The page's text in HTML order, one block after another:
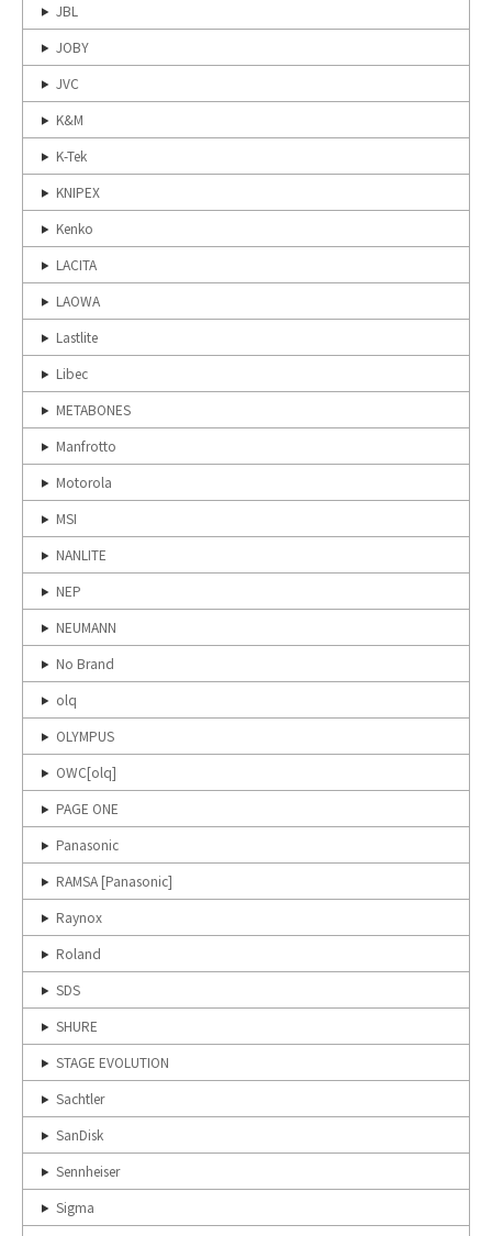
JBL
JOBY
JVC
K&M
K-Tek
KNIPEX
Kenko
LACITA
LAOWA
Lastlite
Libec
METABONES
Manfrotto
Motorola
MSI
NANLITE
NEP
NEUMANN
No Brand
olq
OLYMPUS
OWC[olq]
PAGE ONE
Panasonic
RAMSA [Panasonic]
Raynox
Roland
SDS
SHURE
STAGE EVOLUTION
Sachtler
SanDisk
Sennheiser
Sigma